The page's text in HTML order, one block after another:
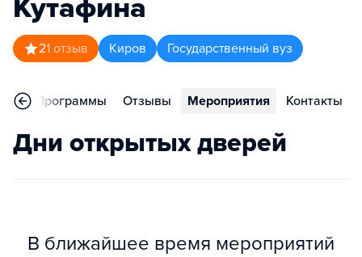
Кутафина
21 отзыв Киров Государственный вуз
Программы Отзывы Мероприятия Контакты
Дни открытых дверей
В ближайшее время мероприятий